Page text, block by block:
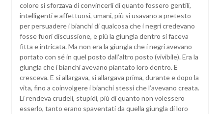
colore si sforzava di convincerli di quanto fossero gentili,
intelligenti e affettuosi, umani, più si usavano a pretesto
per persuadere i bianchi di qualcosa che i negri credevano
fosse fuori discussione, e più la giungla dentro si faceva
fitta e intricata. Ma non era la giungla che i negri avevano
portato con sé in quel posto dall’altro posto (vivibile). Era la
giungla che i bianchi avevano piantato loro dentro. E
cresceva. E si allargava, si allargava prima, durante e dopo la
vita, fino a coinvolgere i bianchi stessi che l’avevano creata.
Li rendeva crudeli, stupidi, più di quanto non volessero
esserlo, tanto erano spaventati da quella giungla di loro